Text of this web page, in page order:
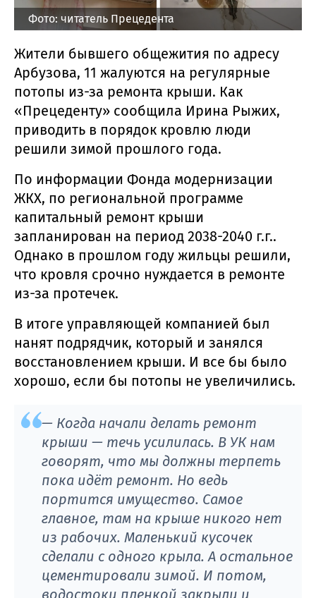
Фото: читатель Прецедента
Жители бывшего общежития по адресу
Арбузова, 11 жалуются на регулярные
потопы из-за ремонта крыши. Как
«Прецеденту» сообщила Ирина Рыжих,
приводить в порядок кровлю люди
решили зимой прошлого года.
По информации Фонда модернизации
ЖКХ, по региональной программе
капитальный ремонт крыши
запланирован на период 2038-2040 г.г..
Однако в прошлом году жильцы решили,
что кровля срочно нуждается в ремонте
из-за протечек.
В итоге управляющей компанией был
нанят подрядчик, который и занялся
восстановлением крыши. И все бы было
хорошо, если бы потопы не увеличились.
— Когда начали делать ремонт
крыши — течь усилилась. В УК нам
говорят, что мы должны терпеть
пока идёт ремонт. Но ведь
портится имущество. Самое
главное, там на крыше никого нет
из рабочих. Маленький кусочек
сделали с одного крыла. А остальное
цементировали зимой. И потом,